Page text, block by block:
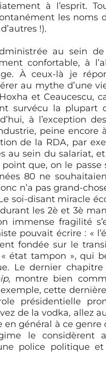
à l’esprit.
les noms
!).
au sein
confortable, à
À ceux-là je
au mythe d’une
et Ceaucescu,
survécu la
à l’exception
peine encore
de la RDA, par
au sein du salariat,
que, on le passe
80 ne
n’a pas grand-
soi-disant miracle
les 2è et 3è
immense fragilité
pouvait écrire : «
fondée sur le
état tampon », qui
Le dernier chapitre
, montre bien
cette
présidentielle
de la vodka, allez
en général à ce
le considèrent
police politique